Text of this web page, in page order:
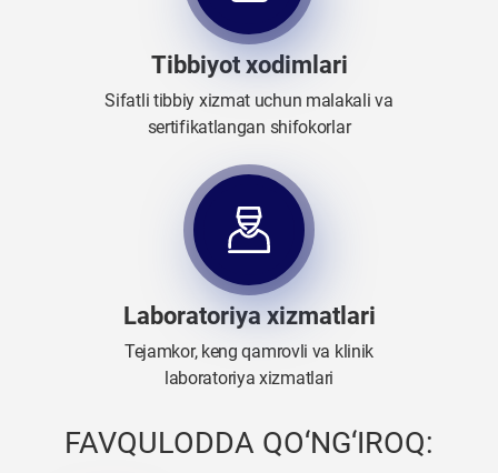
Tibbiyot xodimlari
Sifatli tibbiy xizmat uchun malakali va
sertifikatlangan shifokorlar
Laboratoriya xizmatlari
Tejamkor, keng qamrovli va klinik
laboratoriya xizmatlari
FAVQULODDA QO‘NG‘IROQ: